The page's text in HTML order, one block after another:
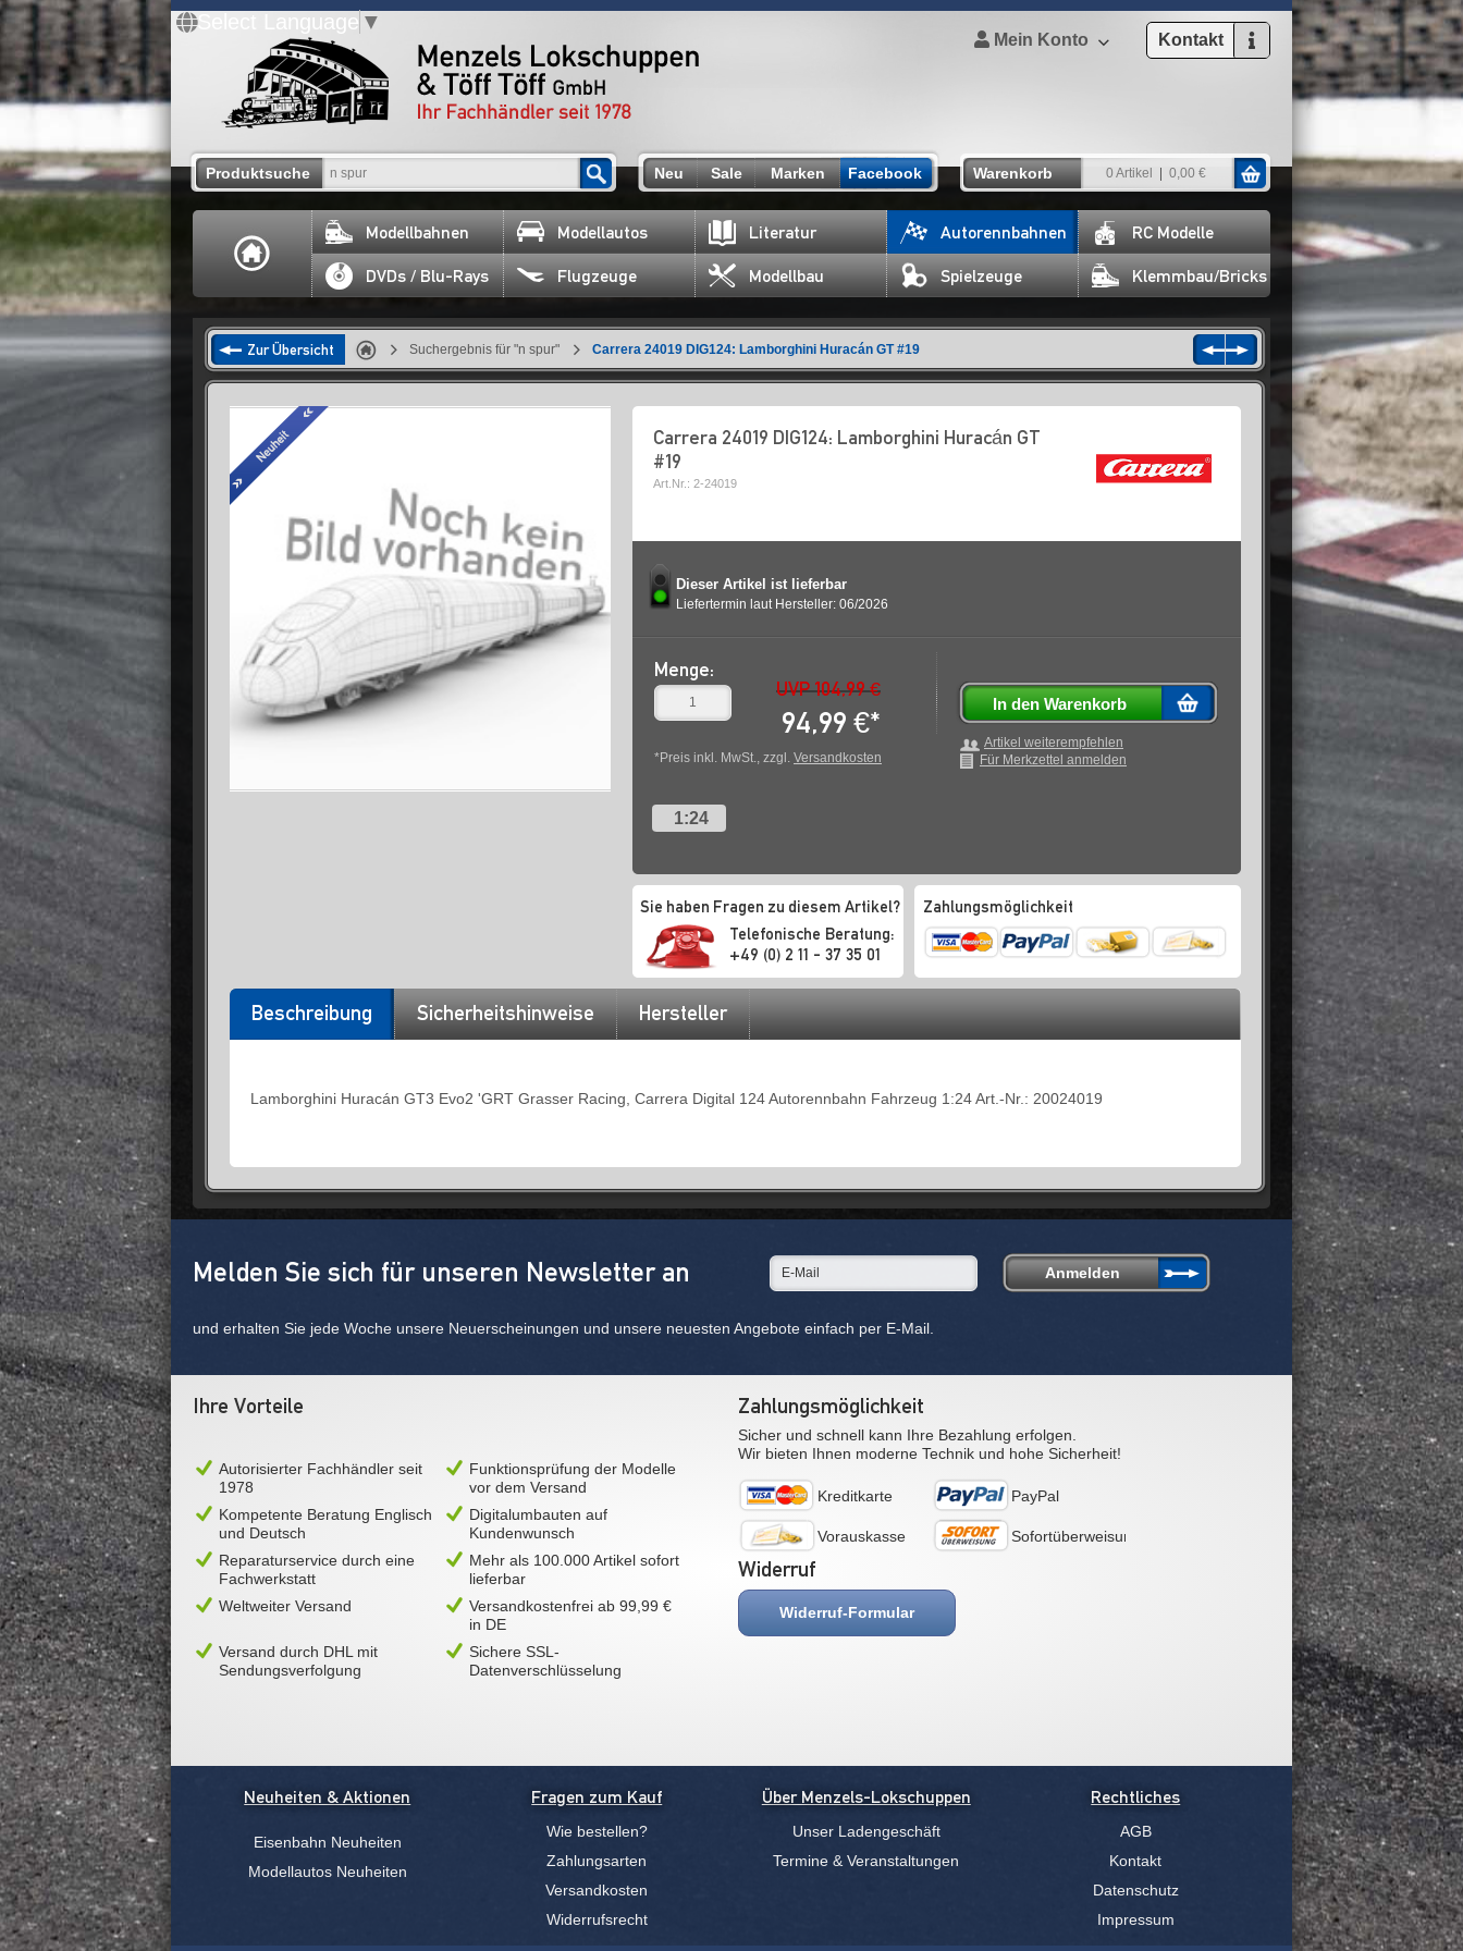
Select Language ▼
Mein Konto Kontakt
Produktsuche Neu Sale Marken Facebook Warenkorb 0 Artikel 0,00 €
Modellbahnen Modellautos Literatur Autorennbahnen RC Modelle
DVDs / Blu-Rays Flugzeuge Modellbau Spielzeuge Klemmbau/Bricks
Zur Übersicht Suchergebnis für "n spur" Carrera 24019 DIG124: Lamborghini Huracán GT #19
Carrera 24019 DIG124: Lamborghini Huracán GT
#19
Art.Nr.: 2-24019
Dieser Artikel ist lieferbar
Liefertermin laut Hersteller: 06/2026
Menge:
UVP 104,99 €
94,99 €*
*Preis inkl. MwSt., zzgl. Versandkosten
In den Warenkorb
Artikel weiterempfehlen
Für Merkzettel anmelden
1:24
Sie haben Fragen zu diesem Artikel?
Telefonische Beratung:
+49 (0) 2 11 - 37 35 01
Zahlungsmöglichkeit
Beschreibung Sicherheitshinweise Hersteller
Lamborghini Huracán GT3 Evo2 'GRT Grasser Racing, Carrera Digital 124 Autorennbahn Fahrzeug 1:24 Art.-Nr.: 20024019
Melden Sie sich für unseren Newsletter an
und erhalten Sie jede Woche unsere Neuerscheinungen und unsere neuesten Angebote einfach per E-Mail.
Ihre Vorteile
Autorisierter Fachhändler seit
1978
Funktionsprüfung der Modelle
vor dem Versand
Kompetente Beratung Englisch
und Deutsch
Digitalumbauten auf
Kundenwunsch
Reparaturservice durch eine
Fachwerkstatt
Mehr als 100.000 Artikel sofort
lieferbar
Weltweiter Versand
Versandkostenfrei ab 99,99 €
in DE
Versand durch DHL mit
Sendungsverfolgung
Sichere SSL-
Datenverschlüsselung
Zahlungsmöglichkeit
Sicher und schnell kann Ihre Bezahlung erfolgen.
Wir bieten Ihnen moderne Technik und hohe Sicherheit!
Kreditkarte PayPal
Vorauskasse Sofortüberweisung
Widerruf
Widerruf-Formular
Neuheiten & Aktionen
Eisenbahn Neuheiten
Modellautos Neuheiten
Fragen zum Kauf
Wie bestellen?
Zahlungsarten
Versandkosten
Widerrufsrecht
Über Menzels-Lokschuppen
Unser Ladengeschäft
Termine & Veranstaltungen
Rechtliches
AGB
Kontakt
Datenschutz
Impressum